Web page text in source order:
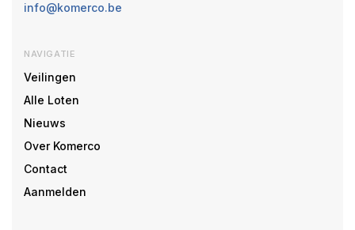
info@komerco.be
NAVIGATIE
Veilingen
Alle Loten
Nieuws
Over Komerco
Contact
Aanmelden